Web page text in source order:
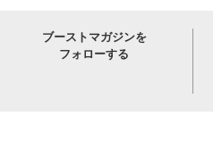
ブーストマガジンを
フォローする